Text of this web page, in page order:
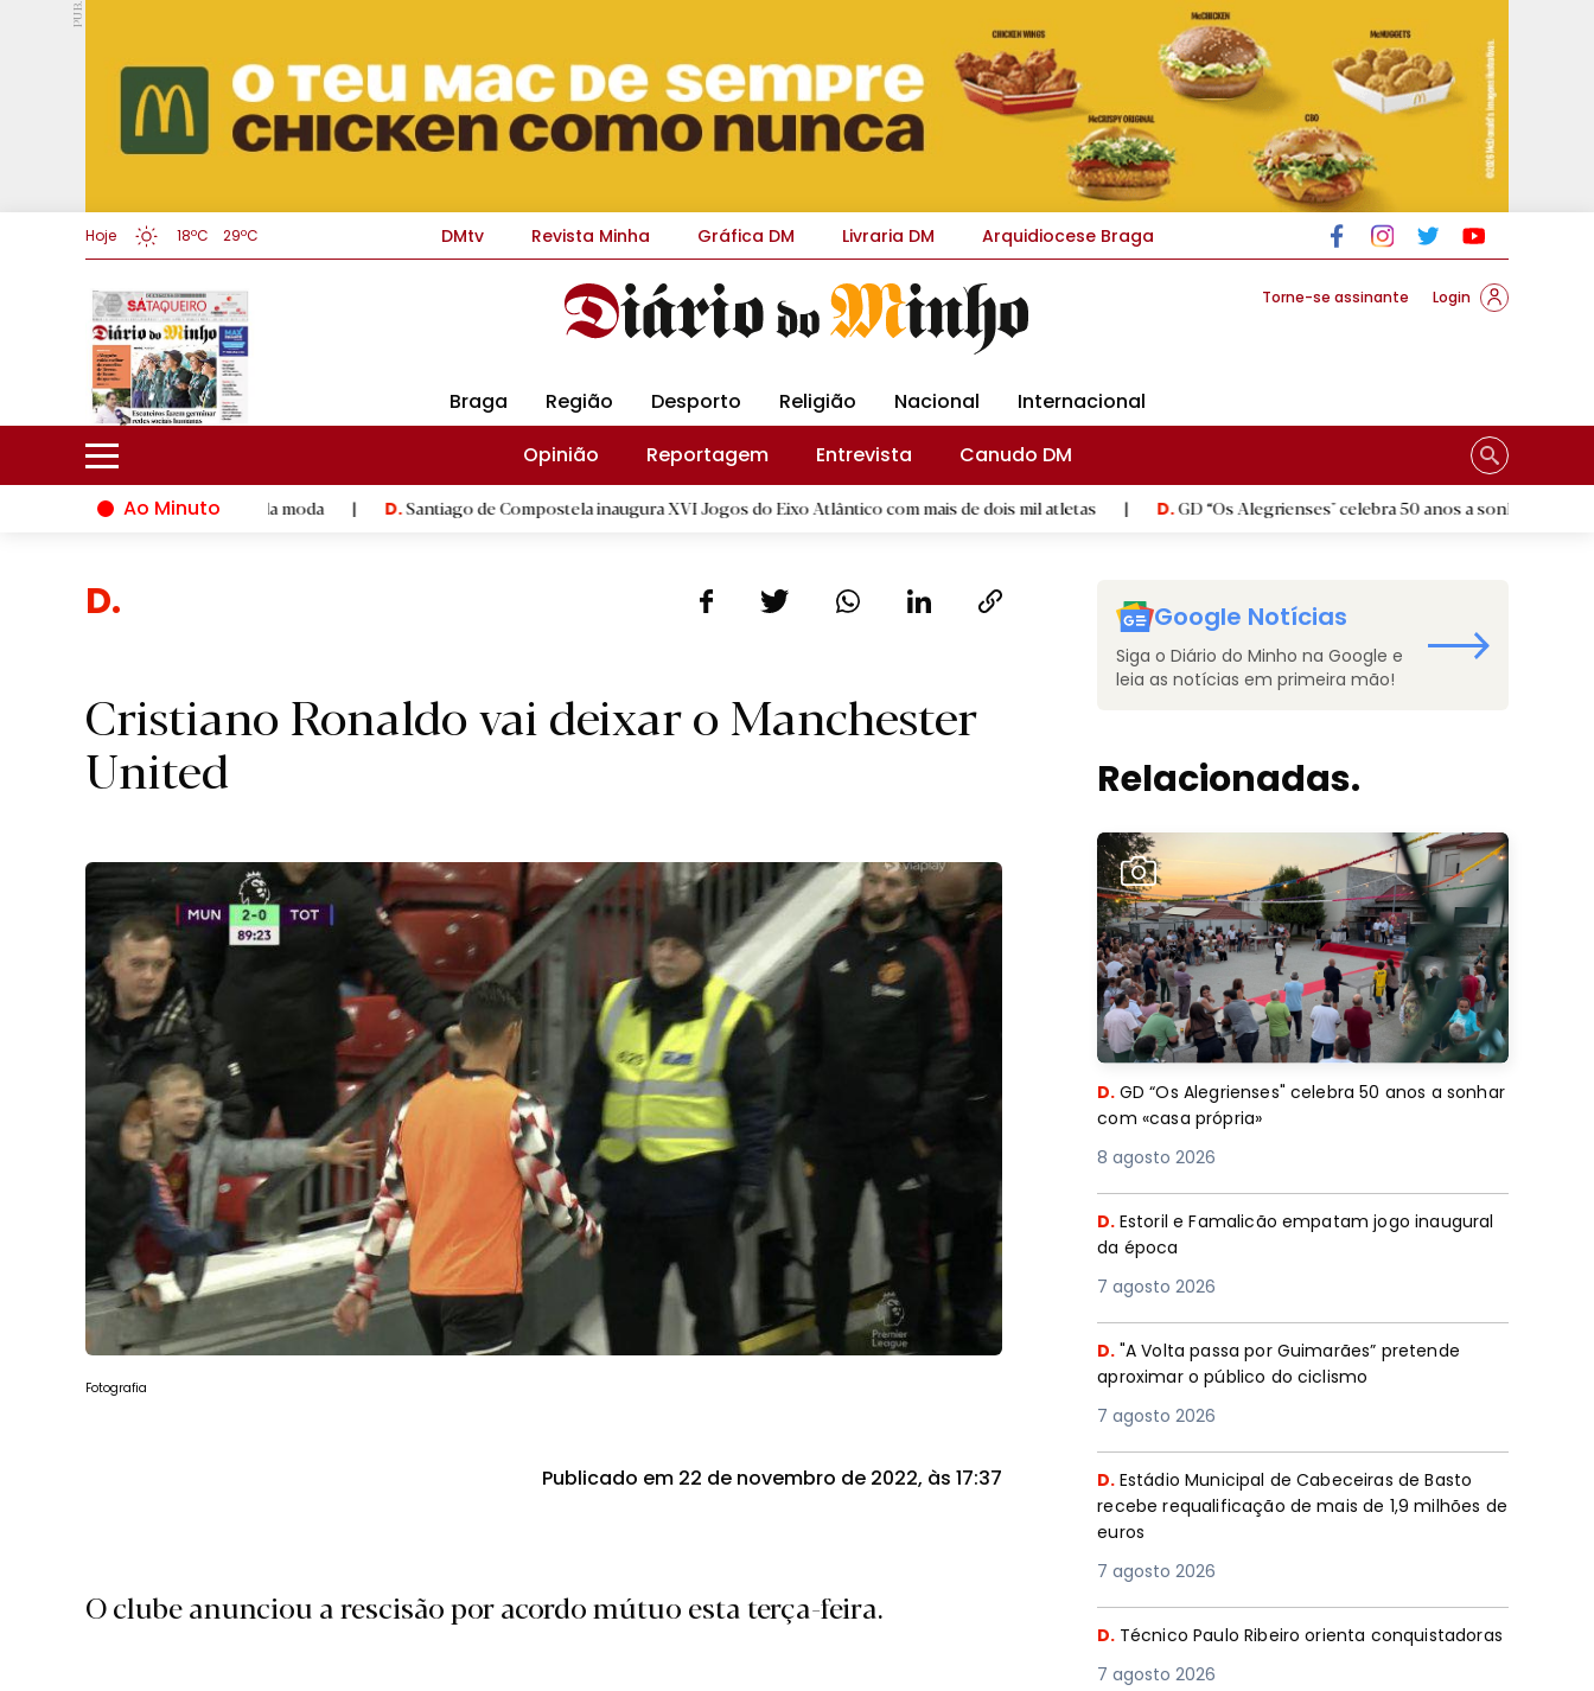
PUB.
Hoje 18ºC 29ºC DMtv Revista Minha Gráfica DM Livraria DM Arquidiocese Braga
Torne-se assinante Login
Braga Região Desporto Religião Nacional
Internacional
Opinião
Reportagem Entrevista
Canudo DM
Ao Minuto
do mundo da moda D.Santiago de Compostela inaugura XVI Jogos do Eixo Atlântico com mais de dois mil atletas | D.GD “Os Alegrienses" celebra 50 anos a sonhar com «casa própria»
Despo
Cristiano Ronaldo vai deixar o Manchester
United
Fotografia
Publicado em 22 de novembro de 2022, às 17:37
O clube anunciou a rescisão por acordo mútuo esta terça-feira.
Google Notícias
Siga o Diário do Minho na Google e
leia as notícias em primeira mão!
Relacionadas.
D. GD “Os Alegrienses" celebra 50 anos a sonhar
com «casa própria»
8 agosto 2026
D. Estoril e Famalicão empatam jogo inaugural
da época
7 agosto 2026
D. "A Volta passa por Guimarães” pretende
aproximar o público do ciclismo
7 agosto 2026
D. Estádio Municipal de Cabeceiras de Basto
recebe requalificação de mais de 1,9 milhões de
euros
7 agosto 2026
D. Técnico Paulo Ribeiro orienta conquistadoras
7 agosto 2026